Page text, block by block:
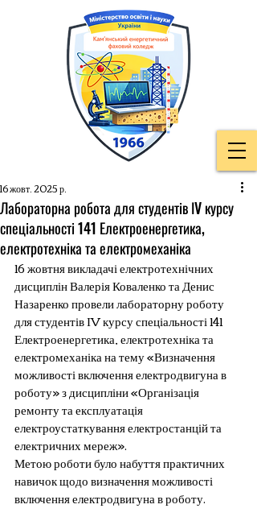
Лабораторна робота для студентів ІV курсу
спеціальності 141 Електроенергетика,
електротехніка та електромеханіка
16 жовт. 2025 р.
16 жовтня викладачі електротехнічних
дисциплін Валерія Коваленко та Денис
Назаренко провели лабораторну роботу
для студентів ІV курсу спеціальності 141
Електроенергетика, електротехніка та
електромеханіка на тему «Визначення
можливості включення електродвигуна в
роботу» з дисципліни «Організація
ремонту та експлуатація
електроустаткування електростанцій та
електричних мереж».
Метою роботи було набуття практичних
навичок щодо визначення можливості
включення електродвигуна в роботу.